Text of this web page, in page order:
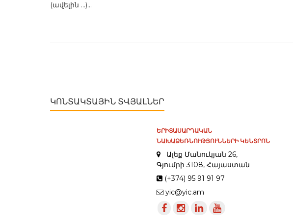
(ավելին …)...
ԿՈՆՏԱԿՏԱՅԻՆ ՏՎՅԱԼՆԵՐ
ԵՐԻՏԱՍԱՐԴԱԿԱՆ
ՆԱԽԱՁԵՌՆՈՒԹՅՈՒՆՆԵՐԻ ԿԵՆՏՐՈՆ
Ալեք Մանուկյան 26,
Գյումրի 3108, Հայաստան
(+374) 95 91 91 97
yic@yic.am